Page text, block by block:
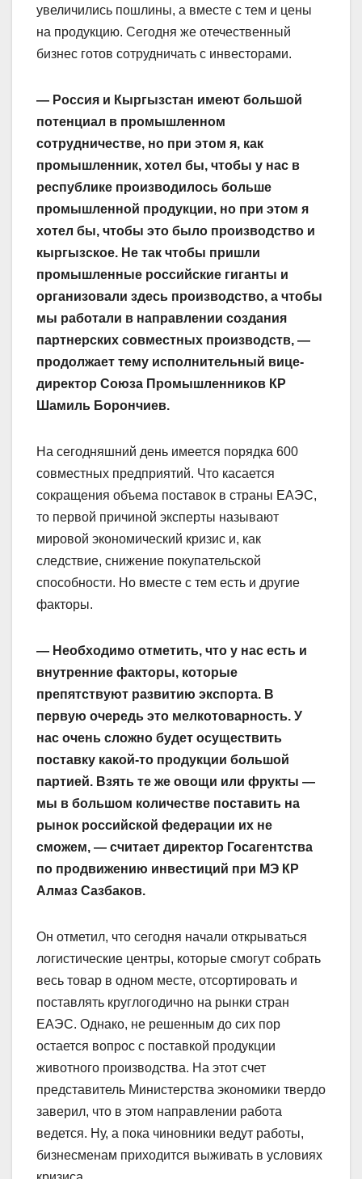
увеличились пошлины, а вместе с тем и цены
на продукцию. Сегодня же отечественный
бизнес готов сотрудничать с инвесторами.
— Россия и Кыргызстан имеют большой
потенциал в промышленном
сотрудничестве, но при этом я, как
промышленник, хотел бы, чтобы у нас в
республике производилось больше
промышленной продукции, но при этом я
хотел бы, чтобы это было производство и
кыргызское. Не так чтобы пришли
промышленные российские гиганты и
организовали здесь производство, а чтобы
мы работали в направлении создания
партнерских совместных производств, —
продолжает тему исполнительный вице-
директор Союза Промышленников КР
Шамиль Борончиев.
На сегодняшний день имеется порядка 600
совместных предприятий. Что касается
сокращения объема поставок в страны ЕАЭС,
то первой причиной эксперты называют
мировой экономический кризис и, как
следствие, снижение покупательской
способности. Но вместе с тем есть и другие
факторы.
— Необходимо отметить, что у нас есть и
внутренние факторы, которые
препятствуют развитию экспорта. В
первую очередь это мелкотоварность. У
нас очень сложно будет осуществить
поставку какой-то продукции большой
партией. Взять те же овощи или фрукты —
мы в большом количестве поставить на
рынок российской федерации их не
сможем, — считает директор Госагентства
по продвижению инвестиций при МЭ КР
Алмаз Сазбаков.
Он отметил, что сегодня начали открываться
логистические центры, которые смогут собрать
весь товар в одном месте, отсортировать и
поставлять круглогодично на рынки стран
ЕАЭС. Однако, не решенным до сих пор
остается вопрос с поставкой продукции
животного производства. На этот счет
представитель Министерства экономики твердо
заверил, что в этом направлении работа
ведется. Ну, а пока чиновники ведут работы,
бизнесменам приходится выживать в условиях